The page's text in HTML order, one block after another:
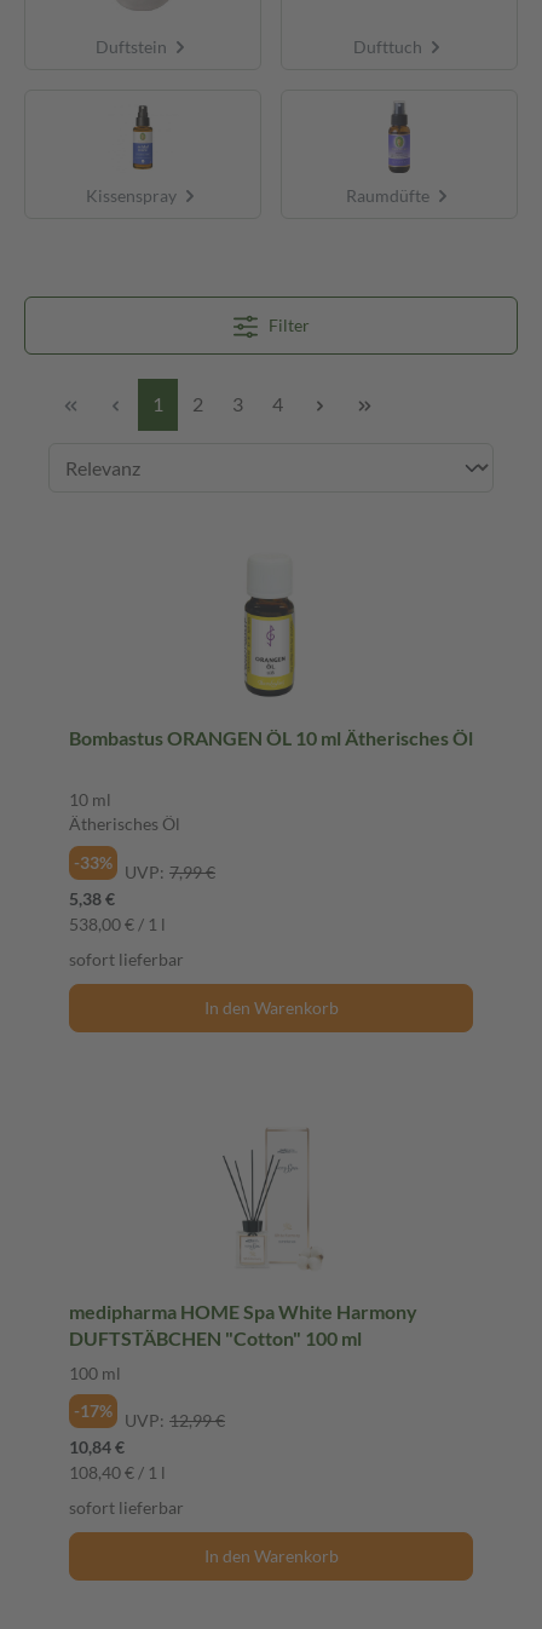
Duftstein Dufttuch
Kissenspray Raumdüfte
Filter
1 2 3 4
Bombastus ORANGEN ÖL 10 ml Ätherisches Öl
10 ml
Ätherisches Öl
-33%
UVP: 7,99 €
5,38 €
538,00 € / 1 l
sofort lieferbar
In den Warenkorb
medipharma HOME Spa White Harmony
DUFTSTÄBCHEN "Cotton" 100 ml
100 ml
-17%
UVP: 12,99 €
10,84 €
108,40 € / 1 l
sofort lieferbar
In den Warenkorb